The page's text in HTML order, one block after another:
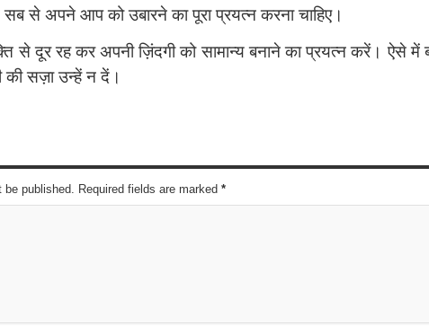
से अपने आप को उबारने का पूरा प्रयत्‍न करना चाहिए।
से दूर रह कर अपनी ज़िंदगी को सामान्य बनाने का प्रयत्‍न करें। ऐसे में
सज़ा उन्हें न दें।
published. Required fields are marked *